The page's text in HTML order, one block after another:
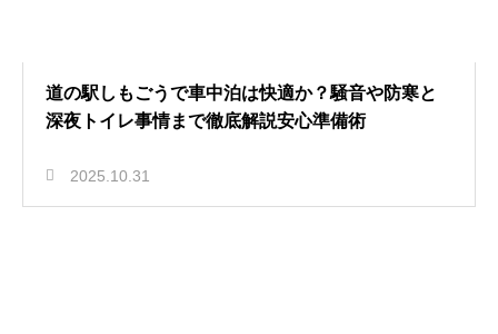
道の駅しもごうで車中泊は快適か？騒音や防寒と
深夜トイレ事情まで徹底解説安心準備術
2025.10.31